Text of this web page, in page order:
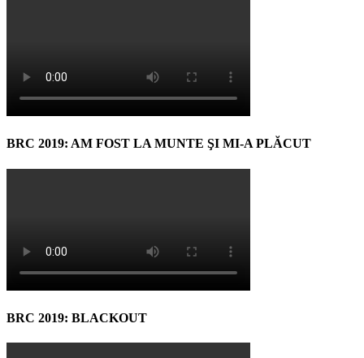
BRC 2019: AM FOST LA MUNTE ŞI MI-A PLĂCUT
BRC 2019: BLACKOUT